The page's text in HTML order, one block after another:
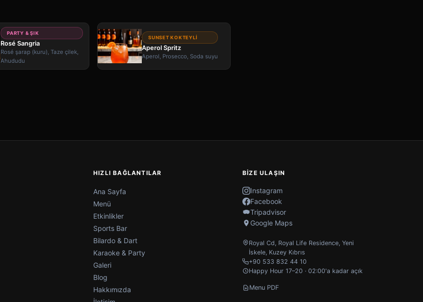
PARTY & ŞIK
Rosé Sangria
Rosé şarap (kuru), Taze çilek,
Ahududu
SUNSET KOKTEYLI
Aperol Spritz
Aperol, Prosecco, Soda suyu
HIZLI BAĞLANTILAR
Ana Sayfa
Menü
Etkinlikler
Sports Bar
Bilardo & Dart
Karaoke & Party
Galeri
Blog
Hakkımızda
BIZE ULAŞIN
Instagram
Facebook
Tripadvisor
Google Maps
Royal Cd, Royal Life Residence, Yeni
İskele, Kuzey Kıbrıs
+90 533 832 44 10
Happy Hour 17–20 · 02:00'a kadar açık
Menu PDF